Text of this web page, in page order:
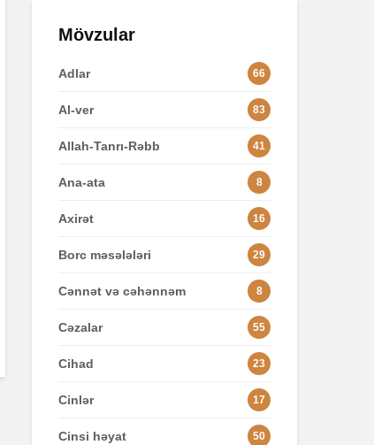
Mövzular
Adlar 66
Al-ver 83
Allah-Tanrı-Rəbb 41
Ana-ata 8
Axirət 16
Borc məsələləri 29
Cənnət və cəhənnəm 8
Cəzalar 55
Cihad 23
Cinlər 17
Cinsi həyat 50